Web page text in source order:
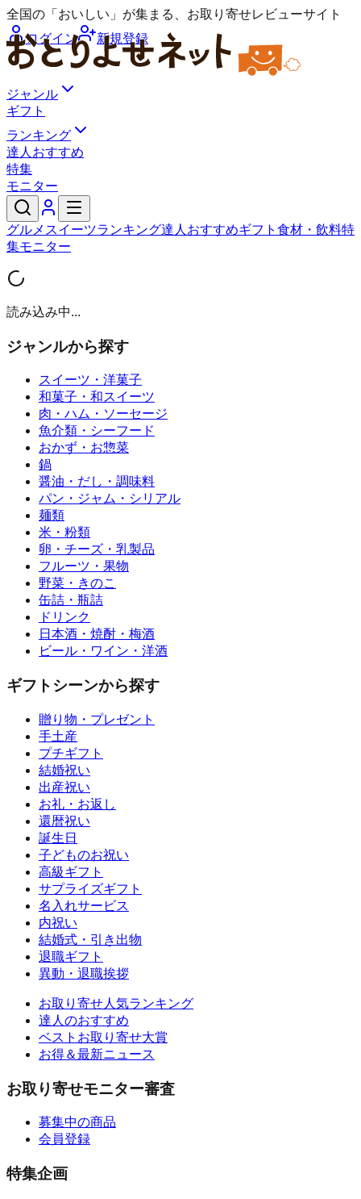
全国の「おいしい」が集まる、お取り寄せレビューサイト
ログイン
新規登録
ジャンル
ギフト
ランキング
達人おすすめ
特集
モニター
グルメ スイーツランキング達人おすすめギフト 食材・飲料特
集モニター
読み込み中...
ジャンルから探す
スイーツ・洋菓子
和菓子・和スイーツ
肉・ハム・ソーセージ
魚介類・シーフード
おかず・お惣菜
鍋
醤油・だし・調味料
パン・ジャム・シリアル
麺類
米・粉類
卵・チーズ・乳製品
フルーツ・果物
野菜・きのこ
缶詰・瓶詰
ドリンク
日本酒・焼酎・梅酒
ビール・ワイン・洋酒
ギフトシーンから探す
贈り物・プレゼント
手土産
プチギフト
結婚祝い
出産祝い
お礼・お返し
還暦祝い
誕生日
子どものお祝い
高級ギフト
サプライズギフト
名入れサービス
内祝い
結婚式・引き出物
退職ギフト
異動・退職挨拶
お取り寄せ人気ランキング
達人のおすすめ
ベストお取り寄せ大賞
お得＆最新ニュース
お取り寄せモニター審査
募集中の商品
会員登録
特集企画